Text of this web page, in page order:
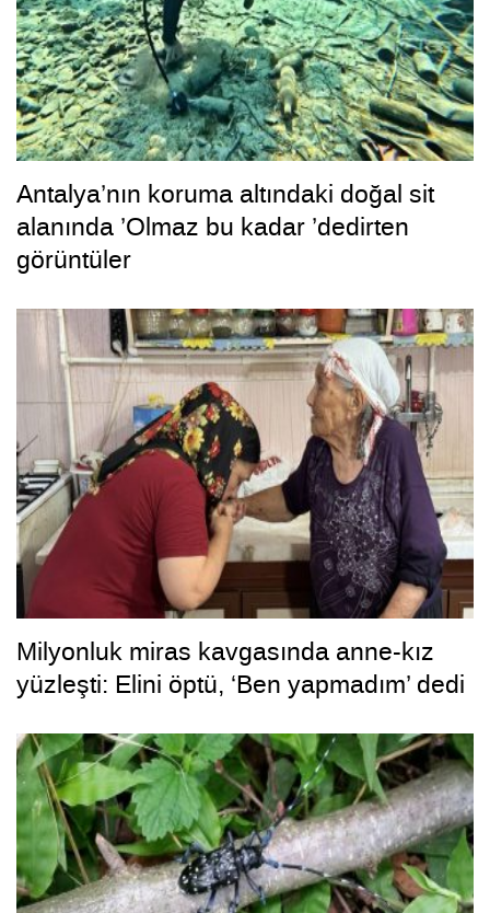
Antalya’nın koruma altındaki doğal sit
alanında ’Olmaz bu kadar ’dedirten
görüntüler
Milyonluk miras kavgasında anne-kız
yüzleşti: Elini öptü, ‘Ben yapmadım’ dedi